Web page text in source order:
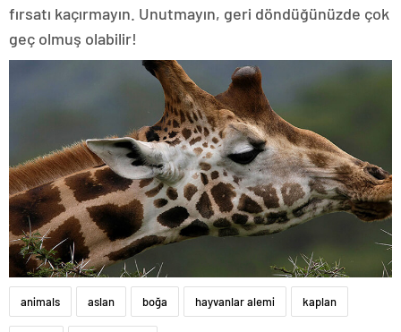
fırsatı kaçırmayın. Unutmayın, geri döndüğünüzde çok
geç olmuş olabilir!
animals aslan boğa hayvanlar alemi kaplan